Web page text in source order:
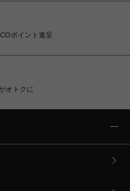
ポイント進呈
オトクに